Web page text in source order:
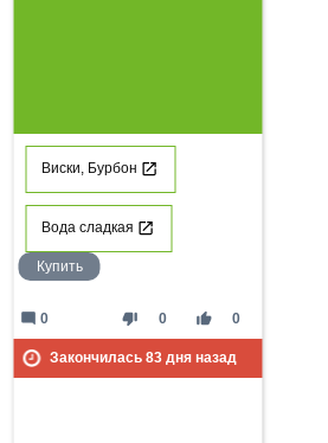
Виски, Бурбон
Вода сладкая
Купить
thumb_down 0 thumb_up 0
mode_comment 0
Закончилась 83дня назад